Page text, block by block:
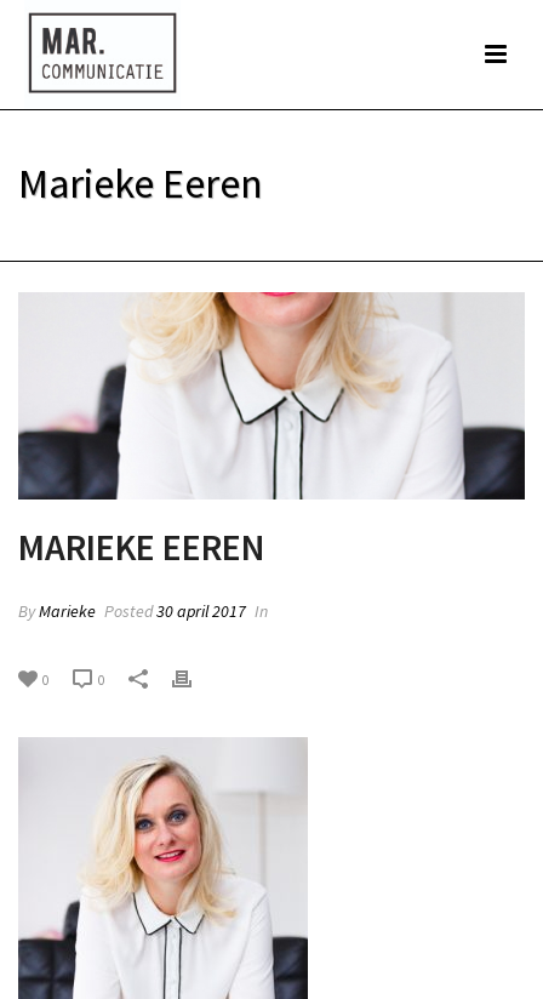
Marieke Eeren
MARIEKE EEREN
ByMarieke Posted30 april 2017 In
0 0